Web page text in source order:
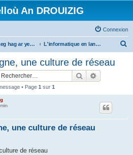
An DROUIZIG
Connexion
Ar stlenneg hag ar yezhoù bihan er bed a-bezh L'informatique en langues régionales et minoritaires
une culture de réseau
Rechercher
• Page 1 sur 1
une culture de réseau
de réseau